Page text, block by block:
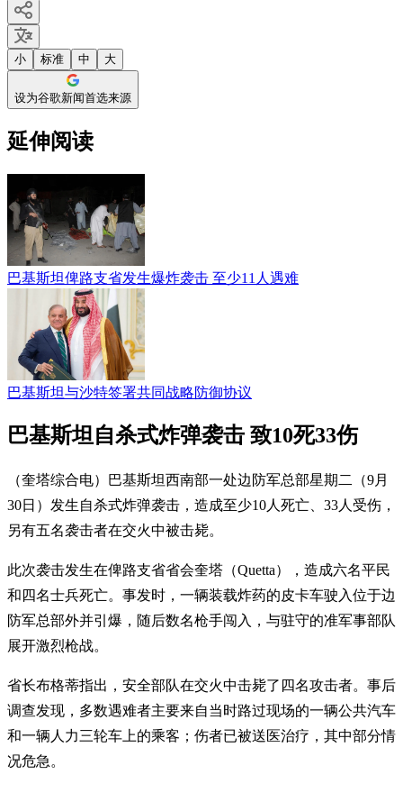
小 标准 中 大
设为谷歌新闻首选来源
延伸阅读
巴基斯坦俾路支省发生爆炸袭击 至少11人遇难
巴基斯坦与沙特签署共同战略防御协议
巴基斯坦自杀式炸弹袭击 致10死33伤
（奎塔综合电）巴基斯坦西南部一处边防军总部星期二（9月
30日）发生自杀式炸弹袭击，造成至少10人死亡、33人受伤，
另有五名袭击者在交火中被击毙。
此次袭击发生在俾路支省省会奎塔（Quetta），造成六名平民
和四名士兵死亡。事发时，一辆装载炸药的皮卡车驶入位于边
防军总部外并引爆，随后数名枪手闯入，与驻守的准军事部队
展开激烈枪战。
省长布格蒂指出，安全部队在交火中击毙了四名攻击者。事后
调查发现，多数遇难者主要来自当时路过现场的一辆公共汽车
和一辆人力三轮车上的乘客；伤者已被送医治疗，其中部分情
况危急。